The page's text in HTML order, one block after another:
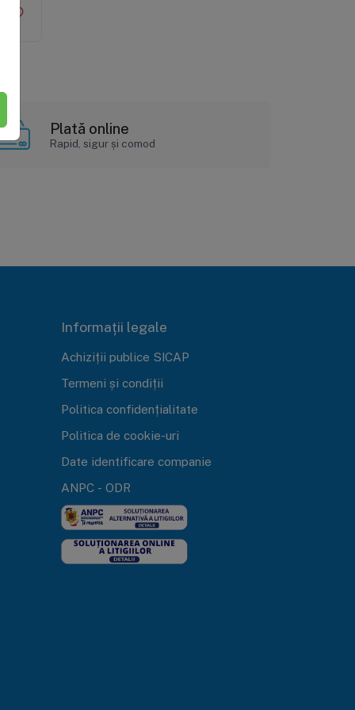
Plată online
Rapid, sigur și comod
Informații legale
Achiziții publice SICAP
Termeni și condiții
Politica confidențialitate
Politica de cookie-uri
Date identificare companie
ANPC - ODR